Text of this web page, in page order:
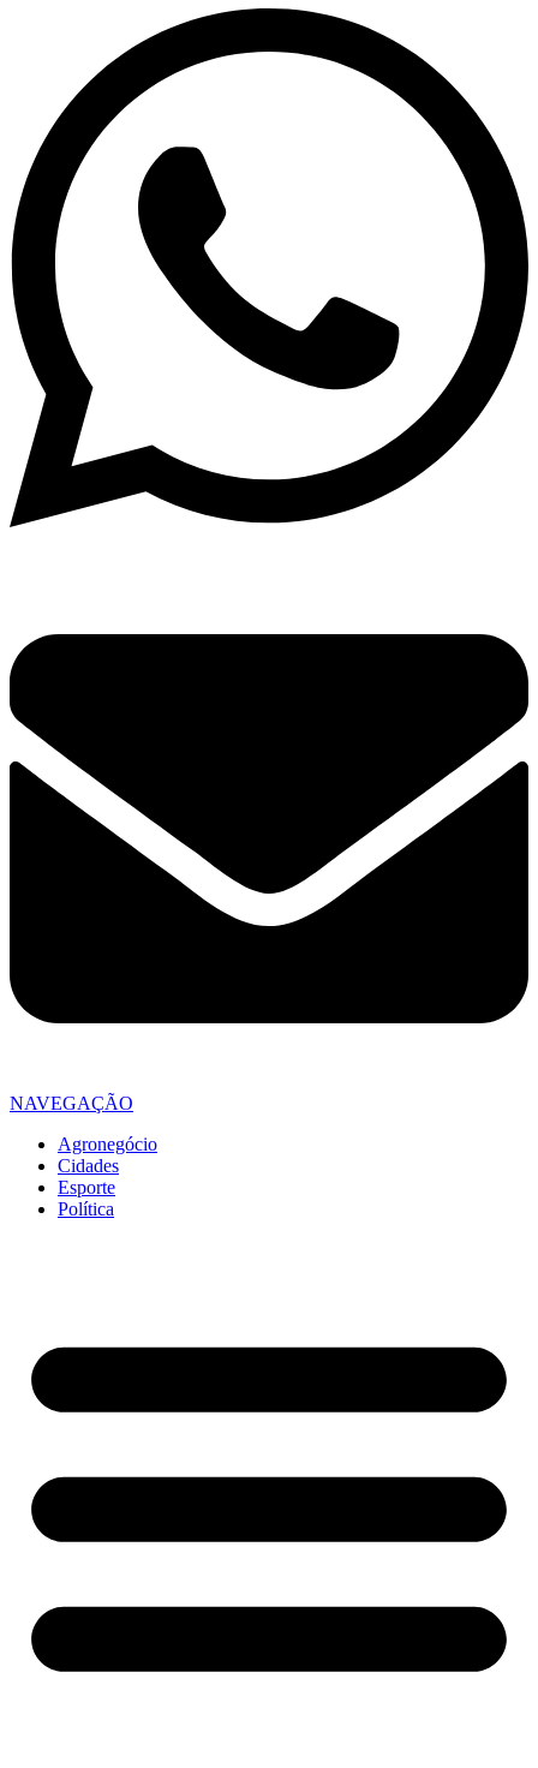
NAVEGAÇÃO
Agronegócio
Cidades
Esporte
Política